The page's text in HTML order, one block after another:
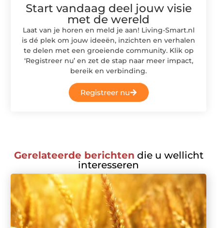
Start vandaag deel jouw visie
met de wereld
Laat van je horen en meld je aan! Living-Smart.nl
is dé plek om jouw ideeën, inzichten en verhalen
te delen met een groeiende community. Klik op
‘Registreer nu’ en zet de stap naar meer impact,
bereik en verbinding.
Registreer nu
Gerelateerde berichten die u wellicht
interesseren